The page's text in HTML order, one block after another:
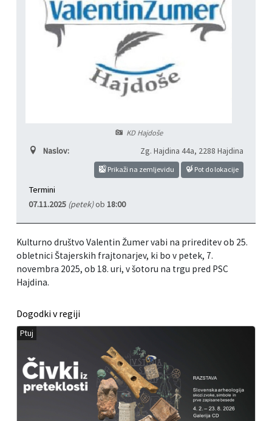
KD Hajdoše
Naslov: Zg. Hajdina 44a, 2288 Hajdina
Prikaži na zemljevidu Pot do lokacije
Termini
07.11.2025 (petek)ob 18:00
Kulturno društvo Valentin Žumer vabi na prireditev ob 25.
obletnici Štajerskih frajtonarjev, ki bo v petek, 7.
novembra 2025, ob 18. uri, v šotoru na trgu pred PSC
Hajdina.
Dogodki v regiji
Ptuj
Informacije javnega značaja
Vizitka občine
Javni razpisi, natečaji, namere...
Projekti in investicije
Občinski časopis Hajdinčan